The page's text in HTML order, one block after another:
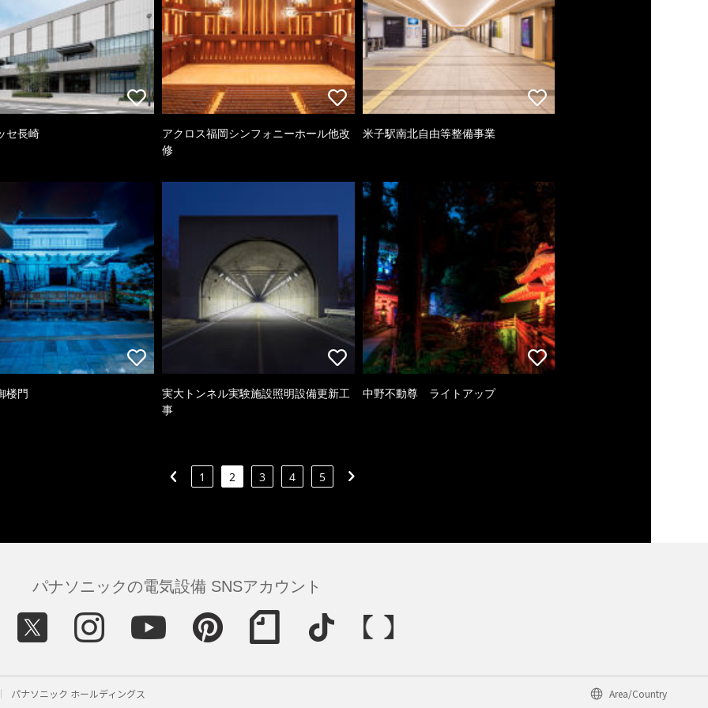
セ長崎
アクロス福岡シンフォニーホール他改
修
米子駅南北自由等整備事業
楼門
実大トンネル実験施設照明設備更新工
事
中野不動尊 ライトアップ
1 2 3 4 5
パナソニックの電気設備 SNSアカウント
パナソニック ホールディングス Area/Country